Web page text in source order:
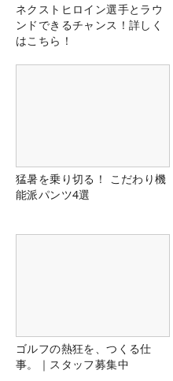
ネクストヒロイン選手とラウ
ンドできるチャンス！詳しく
はこちら！
猛暑を乗り切る！ こだわり機
能派パンツ4選
ゴルフの熱狂を、つくる仕
事。｜スタッフ募集中